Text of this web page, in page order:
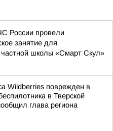
России провели
занятие для
частной школы «Смарт Скул»
Wildberries поврежден в
в Тверской
глава региона